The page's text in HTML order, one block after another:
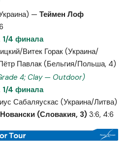
— Теймен Лоф
1/4 финала
Витек Горак (Украина/
Павлак (Бельгия/Польша, 4)
4; Clay — Outdoor)
1/4 финала
Сабаляускас (Украина/Литва)
(Словакия, 3) 3:6, 4:6